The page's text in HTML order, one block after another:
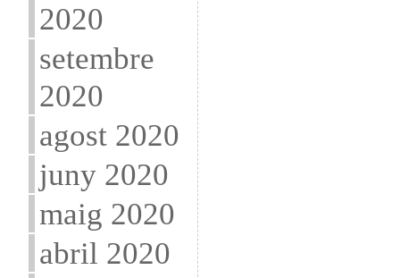
2020
setembre
2020
agost 2020
juny 2020
maig 2020
abril 2020